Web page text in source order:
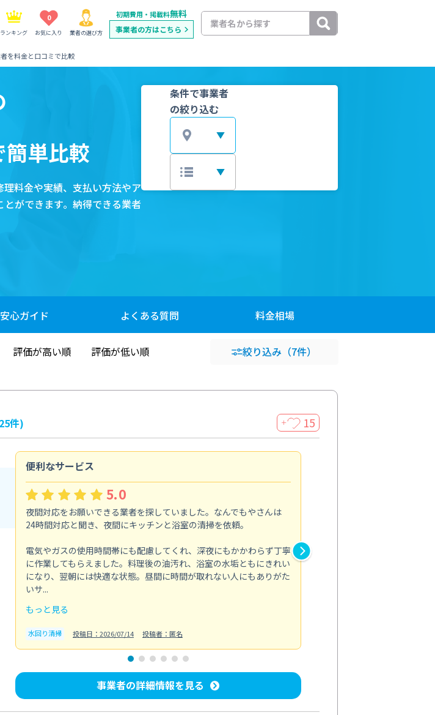
ランキング
0
お気に入り 業者の選び方
初期費用・掲載料無料
事業者の方はこちら
を料金と口コミで比較
単比較
料金や実績、支払い方法やア
ができます。納得できる業者
条件で事業者
の絞り込む
安心ガイド よくある質問 料金相場
評価が高い順 評価が低い順 絞り込み （7件）
件) ＋ 15
便利なサービス
5.0
夜間対応をお願いできる業者を探していました。なんでもやさんは
24時間対応と聞き、夜間にキッチンと浴室の清掃を依頼。
電気やガスの使用時間帯にも配慮してくれ、深夜にもかかわらず丁寧
に作業してもらえました。料理後の油汚れ、浴室の水垢ともにきれい
になり、翌朝には快適な状態。昼間に時間が取れない人にもありがた
いサ...
もっと見る
水回り清掃 投稿日：2026/07/14 投稿者：匿名
事業者の詳細情報を見る